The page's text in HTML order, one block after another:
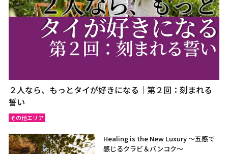
２人なら、もっとタイが好きになる｜第２回：刻まれる
誓い
その他エリア
Healing is the New Luxury ～五感で
感じるクラビ＆バンコク～